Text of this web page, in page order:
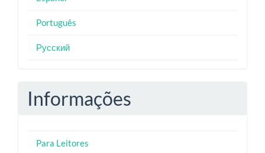
Português
Русский
Informações
Para Leitores